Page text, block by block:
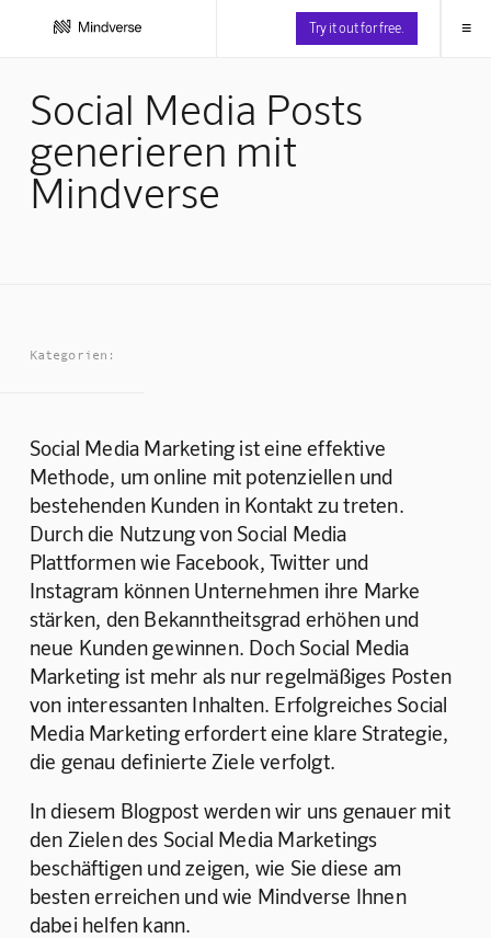
Try it out for free. ≡
Social Media Posts
generieren mit
Mindverse
Kategorien:
Social Media Marketing ist eine effektive
Methode, um online mit potenziellen und
bestehenden Kunden in Kontakt zu treten.
Durch die Nutzung von Social Media
Plattformen wie Facebook, Twitter und
Instagram können Unternehmen ihre Marke
stärken, den Bekanntheitsgrad erhöhen und
neue Kunden gewinnen. Doch Social Media
Marketing ist mehr als nur regelmäßiges Posten
von interessanten Inhalten. Erfolgreiches Social
Media Marketing erfordert eine klare Strategie,
die genau definierte Ziele verfolgt.
In diesem Blogpost werden wir uns genauer mit
den Zielen des Social Media Marketings
beschäftigen und zeigen, wie Sie diese am
besten erreichen und wie Mindverse Ihnen
dabei helfen kann.